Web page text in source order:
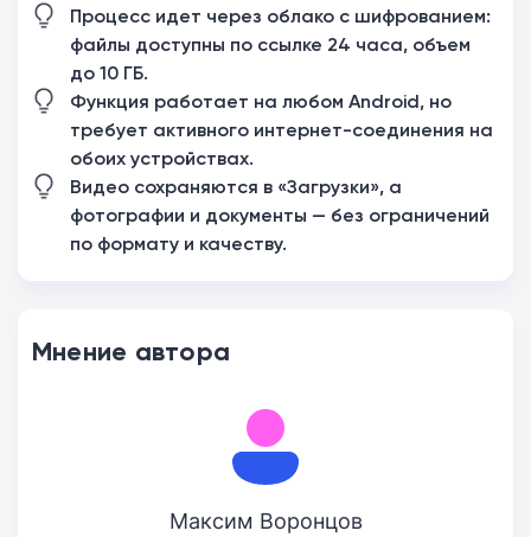
Процесс идет через облако с шифрованием:
файлы доступны по ссылке 24 часа, объем
до 10 ГБ.
Функция работает на любом Android, но
требует активного интернет-соединения на
обоих устройствах.
Видео сохраняются в «Загрузки», а
фотографии и документы — без ограничений
по формату и качеству.
Мнение автора
Максим Воронцов